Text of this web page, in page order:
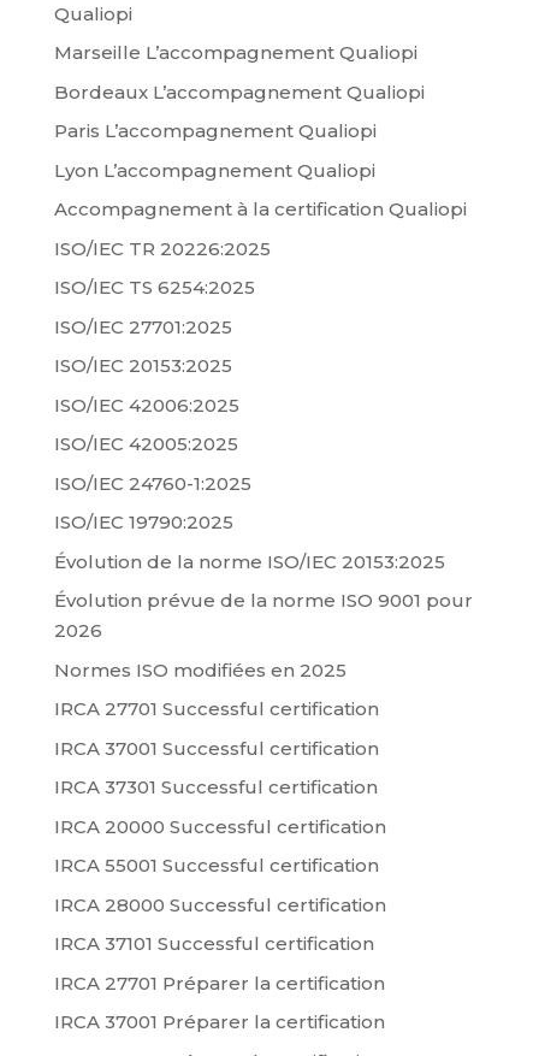
Qualiopi
Marseille L’accompagnement Qualiopi
Bordeaux L’accompagnement Qualiopi
Paris L’accompagnement Qualiopi
Lyon L’accompagnement Qualiopi
Accompagnement à la certification Qualiopi
ISO/IEC TR 20226:2025
ISO/IEC TS 6254:2025
ISO/IEC 27701:2025
ISO/IEC 20153:2025
ISO/IEC 42006:2025
ISO/IEC 42005:2025
ISO/IEC 24760-1:2025
ISO/IEC 19790:2025
Évolution de la norme ISO/IEC 20153:2025
Évolution prévue de la norme ISO 9001 pour
2026
Normes ISO modifiées en 2025
IRCA 27701 Successful certification
IRCA 37001 Successful certification
IRCA 37301 Successful certification
IRCA 20000 Successful certification
IRCA 55001 Successful certification
IRCA 28000 Successful certification
IRCA 37101 Successful certification
IRCA 27701 Préparer la certification
IRCA 37001 Préparer la certification